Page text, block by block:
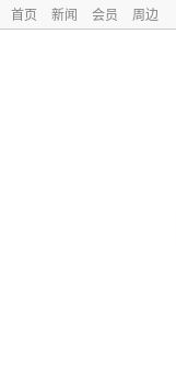
首页 新闻 会员 周边